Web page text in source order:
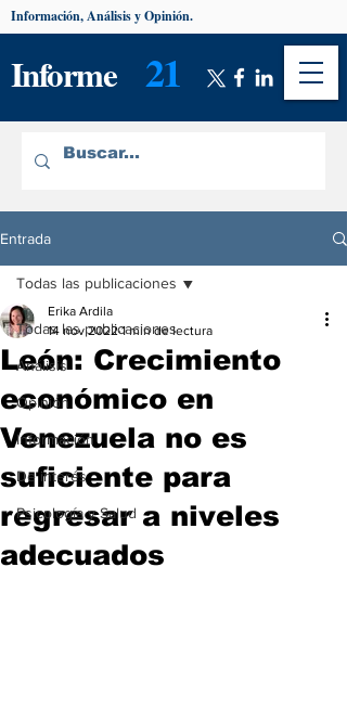
Informe 21
Información, Análisis y Opinión.
Entrada
Todas las publicaciones
Análisis
Opinión
Información
De interés
Psicología y Salud
Todas las publicaciones
León: Crecimiento
económico en
Venezuela no es
suficiente para
regresar a niveles
adecuados
Erika Ardila
14 nov 2022 1 min de lectura